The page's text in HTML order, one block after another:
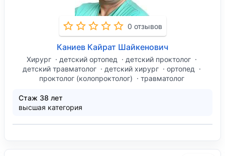
0 отзывов
Каниев Кайрат Шайкенович
Хирург детский ортопед
детский проктолог
детский травматолог
детский хирург
ортопед
проктолог (колопроктолог)
травматолог
Стаж 38 лет
высшая категория